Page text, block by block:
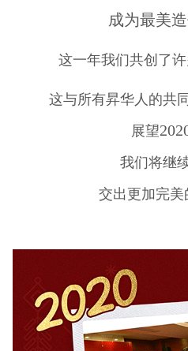
成为最美
这一年我们共创了
这与所有昇华人的共
展望
我们将继
交出更加完美